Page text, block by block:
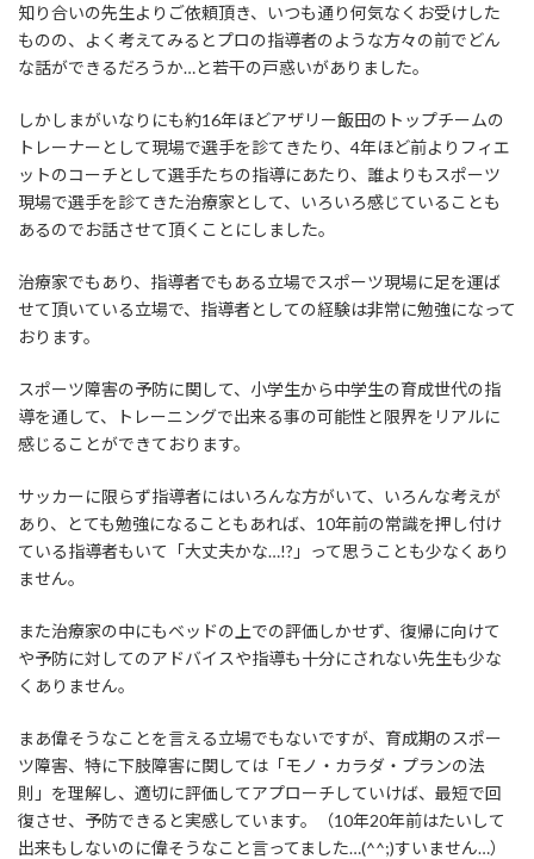
知り合いの先生よりご依頼頂き、いつも通り何気なくお受けした
ものの、よく考えてみるとプロの指導者のような方々の前でどん
な話ができるだろうか…と若干の戸惑いがありました。
しかしまがいなりにも約16年ほどアザリー飯田のトップチームの
トレーナーとして現場で選手を診てきたり、4年ほど前よりフィエ
ットのコーチとして選手たちの指導にあたり、誰よりもスポーツ
現場で選手を診てきた治療家として、いろいろ感じていることも
あるのでお話させて頂くことにしました。
治療家でもあり、指導者でもある立場でスポーツ現場に足を運ば
せて頂いている立場で、指導者としての経験は非常に勉強になって
おります。
スポーツ障害の予防に関して、小学生から中学生の育成世代の指
導を通して、トレーニングで出来る事の可能性と限界をリアルに
感じることができております。
サッカーに限らず指導者にはいろんな方がいて、いろんな考えが
あり、とても勉強になることもあれば、10年前の常識を押し付け
ている指導者もいて「大丈夫かな…!?」って思うことも少なくあり
ません。
また治療家の中にもベッドの上での評価しかせず、復帰に向けて
や予防に対してのアドバイスや指導も十分にされない先生も少な
くありません。
まあ偉そうなことを言える立場でもないですが、育成期のスポー
ツ障害、特に下肢障害に関しては「モノ・カラダ・プランの法
則」を理解し、適切に評価してアプローチしていけば、最短で回
復させ、予防できると実感しています。（10年20年前はたいして
出来もしないのに偉そうなこと言ってました…(^^;)すいません…）